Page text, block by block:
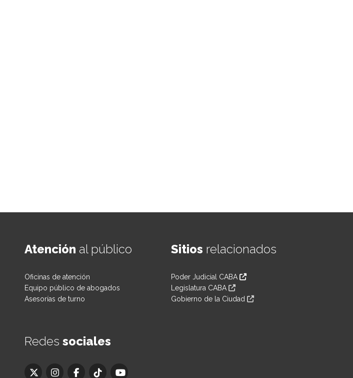
Atención al público
Oficinas de atención
Equipo público de abogados
Asesorías de turno
Redes sociales
Sitios relacionados
Poder Judicial CABA
Legislatura CABA
Gobierno de la Ciudad